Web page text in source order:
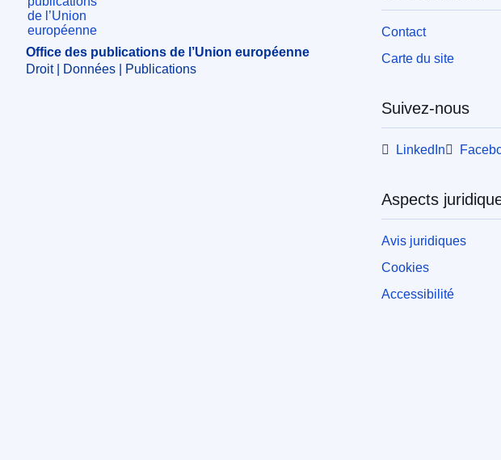
Office des publications de l’Union européenne
Droit | Données | Publications
Contact
Carte du site
Suivez-nous
LinkedIn
Aspects
Avis juridiques
Cookies
Accessibilité